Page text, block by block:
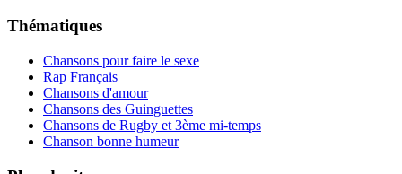
Thématiques
Chansons pour faire le sexe
Rap Français
Chansons d'amour
Chansons des Guinguettes
Chansons de Rugby et 3ème mi-temps
Chanson bonne humeur